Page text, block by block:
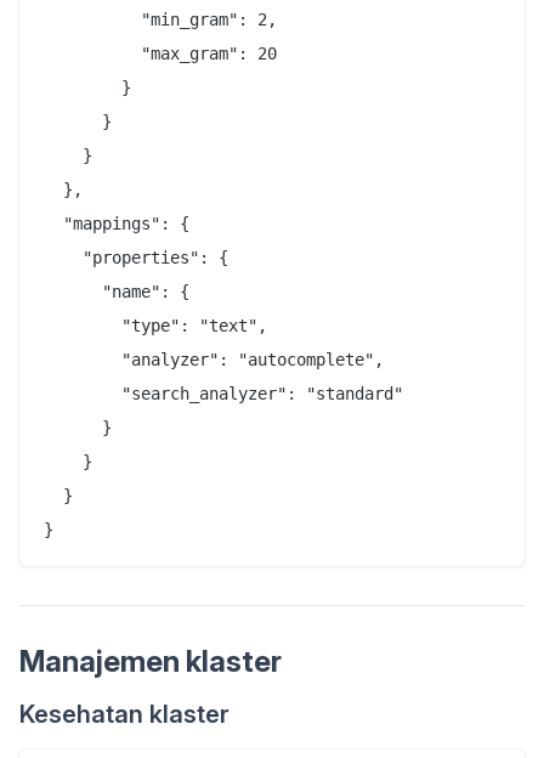
          "min_gram": 2,
          "max_gram": 20
        }
      }
    }
  },
  "mappings": {
    "properties": {
      "name": {
        "type": "text",
        "analyzer": "autocomplete",
        "search_analyzer": "standard"
      }
    }
  }
Manajemen klaster
Kesehatan klaster